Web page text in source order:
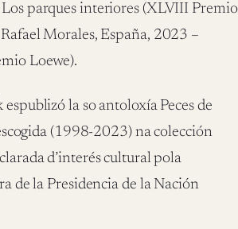
parques interiores (XLVIII Premio
Morales, España, 2023 –
Loewe).
la so antoloxía Peces de
(1998-2023) na colección
d’interés cultural pola
de la Presidencia de la Nación